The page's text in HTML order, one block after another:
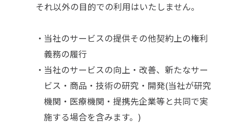
それ以外の目的での利用はいたしません。
当社のサービスの提供その他契約上の権利
義務の履行
当社のサービスの向上・改善、新たなサー
ビス・商品・技術の研究・開発(当社が研究
機関・医療機関・提携先企業等と共同で実
施する場合を含みます。)